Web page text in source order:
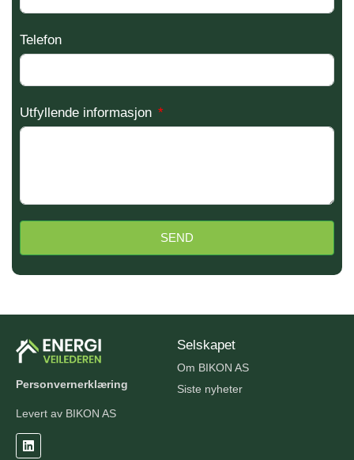
Telefon
Utfyllende informasjon
SEND
Personvernerklæring
Levert av BIKON AS
Selskapet
Om BIKON AS
Siste nyheter